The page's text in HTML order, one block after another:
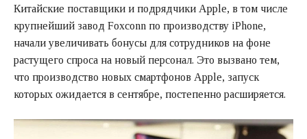
Китайские поставщики и подрядчики Apple, в том числе
крупнейший завод Foxconn по производству iPhone,
начали увеличивать бонусы для сотрудников на фоне
растущего спроса на новый персонал. Это вызвано тем,
что производство новых смартфонов Apple, запуск
которых ожидается в сентябре, постепенно расширяется.